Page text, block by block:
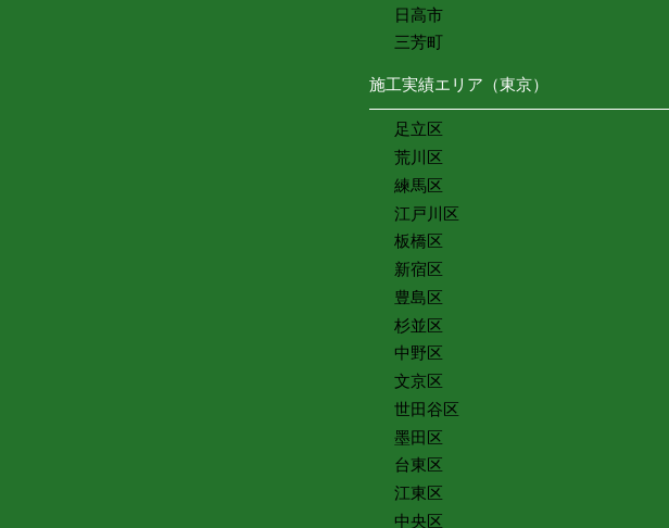
日高市
三芳町
施工実績エリア（東京）
足立区
荒川区
練馬区
江戸川区
板橋区
新宿区
豊島区
杉並区
中野区
文京区
世田谷区
墨田区
台東区
江東区
中央区